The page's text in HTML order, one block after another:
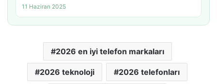
11 Haziran 2025
2026 en iyi telefon markaları
2026 teknoloji 2026 telefonları